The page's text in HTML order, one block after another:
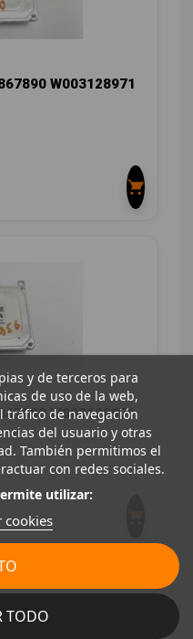
W003128971
W003128971
y de terceros para
de uso de la web,
tráfico de navegación
del usuario y otras
También permitimos el
con redes sociales.
utilizar:
cookies
TODO